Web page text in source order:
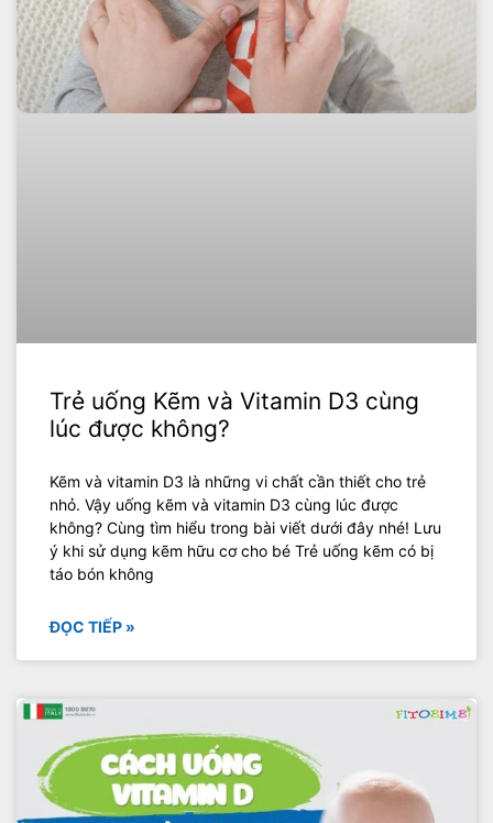
Trẻ uống Kẽm và Vitamin D3 cùng
lúc được không?
Kẽm và vitamin D3 là những vi chất cần thiết cho trẻ
nhỏ. Vậy uống kẽm và vitamin D3 cùng lúc được
không? Cùng tìm hiểu trong bài viết dưới đây nhé! Lưu
ý khi sử dụng kẽm hữu cơ cho bé Trẻ uống kẽm có bị
táo bón không
ĐỌC TIẾP »